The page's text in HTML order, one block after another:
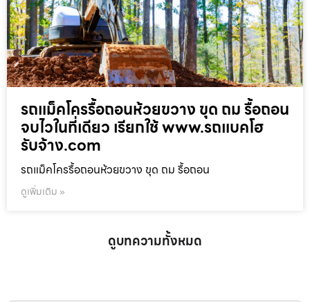
รถแม็คโครรื้อถอนห้วยขวาง ขุด ถม รื้อถอน
จบไวในที่เดียว เรียกใช้ www.รถแบคโฮ
รับจ้าง.com
รถแม็คโครรื้อถอนห้วยขวาง ขุด ถม รื้อถอน
ดูเพิ่มเติม »
ดูบทความทั้งหมด